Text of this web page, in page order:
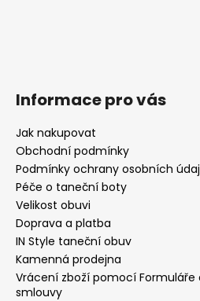
Informace pro vás
Jak nakupovat
Obchodní podmínky
Podmínky ochrany osobních
Péče o taneční boty
Velikost obuvi
Doprava a platba
IN Style taneční obuv
Kamenná prodejna
Vrácení zboží pomocí
smlouvy